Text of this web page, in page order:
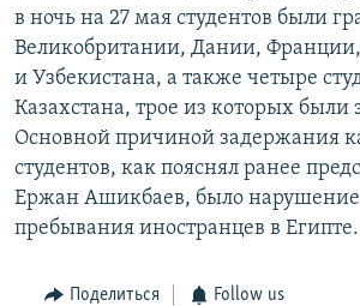
в ночь на 27 мая студентов были
Великобритании, Дании,
и Узбекистана, а также четыре
Казахстана, трое из которых
Основной причиной задержания
студентов, как пояснял ранее
Ержан Ашикбаев, было
пребывания иностранцев в Египте.
Поделиться Follow us